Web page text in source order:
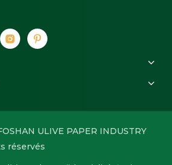
ULIVE PAPER INDUSTRY
réservés